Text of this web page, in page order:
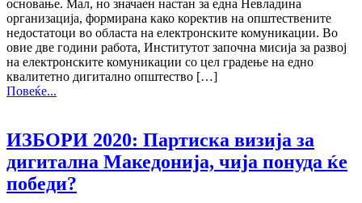
основање. Мал, но значаен настан за една Невладина
организација, формирана како коректив на општествените
недостатоци во областа на електронските комуникации. Во
овие две години работа, Институтот започна мисија за развој
на електронските комуникации со цел градење на едно
квалитетно дигитално општество […]
Повеќе...
ИЗБОРИ 2020: Партиска визија за
дигитална Mакедонија, чија понуда ќе
победи?